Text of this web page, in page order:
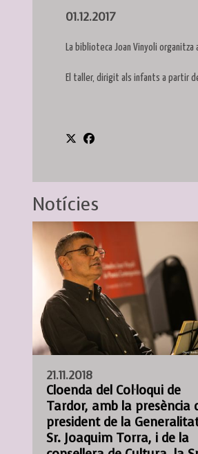
01.12.2017
La biblioteca Joan Vinyoli
El taller, dirigit als infants a partir
Notícies
21.11.2018
Cloenda del Col·loqui de
Tardor, amb la presència
president de la
Sr. Joaquim Torra, i de la